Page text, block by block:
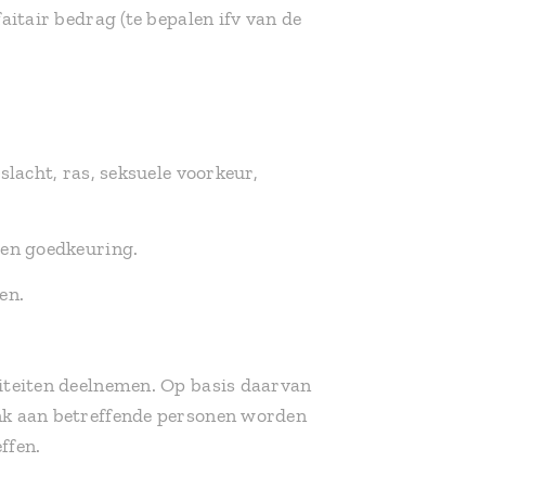
bedrag (te bepalen ifv van de
ras, seksuele voorkeur,
goedkeuring.
deelnemen. Op basis daarvan
aan betreffende personen worden